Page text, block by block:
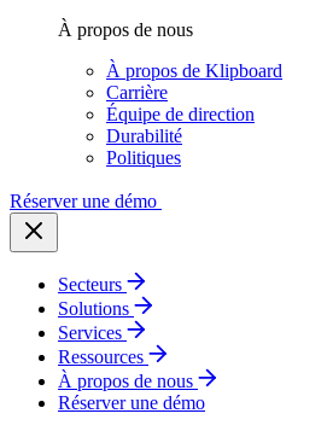
À propos de nous
À propos de Klipboard
Carrière
Équipe de direction
Durabilité
Politiques
Réserver une démo
Secteurs
Solutions
Services
Ressources
À propos de nous
Réserver une démo